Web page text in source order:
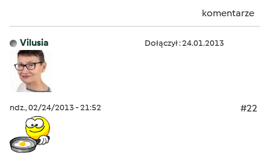
komentarze
Vilusia Dołączył : 24.01.2013
ndz., 02/24/2013 - 21:52 #22